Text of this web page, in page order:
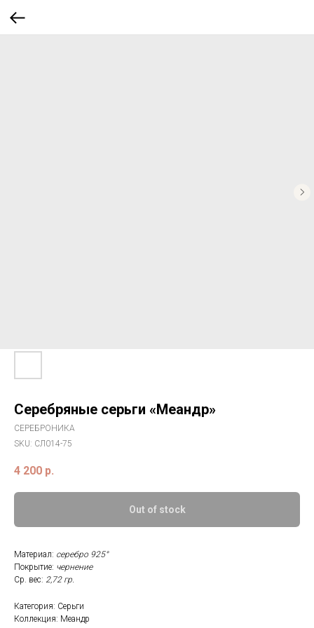
Серебряные серьги «Меандр»
СЕРЕБРОНИКА
SKU: СЛ014-75
4 200 р.
Out of stock
Материал: серебро 925°
Покрытие: чернение
Ср. вес: 2,72 гр.
Категория: Серьги
Коллекция: Меандр